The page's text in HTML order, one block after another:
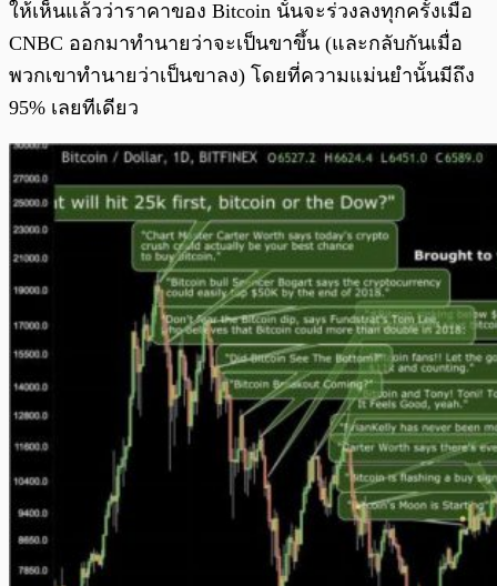
ให้เห็นแล้วว่าราคาของ Bitcoin นั้นจะร่วงลงทุกครั้งเมื่อ
CNBC ออกมาทำนายว่าจะเป็นขาขึ้น (และกลับกันเมื่อ
พวกเขาทำนายว่าเป็นขาลง) โดยที่ความแม่นยำนั้นมีถึง
95% เลยทีเดียว